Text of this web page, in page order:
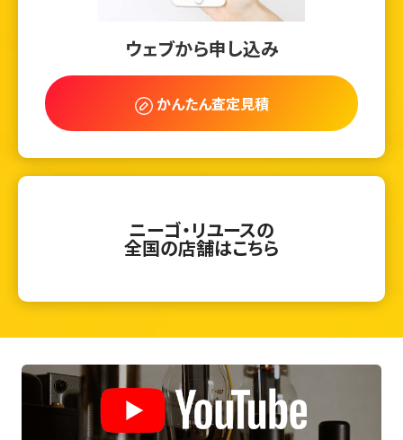
ウェブから申し込み
かんたん査定見積
ニーゴ・リユースの
全国の店舗はこちら